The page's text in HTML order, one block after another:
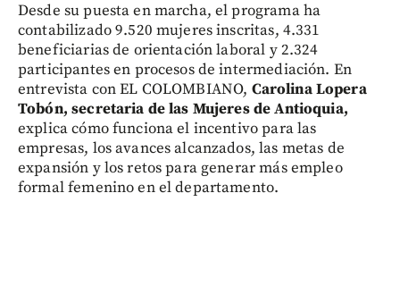
Desde su puesta en marcha, el programa ha
contabilizado 9.520 mujeres inscritas, 4.331
beneficiarias de orientación laboral y 2.324
participantes en procesos de intermediación. En
entrevista con EL COLOMBIANO, Carolina Lopera
Tobón, secretaria de las Mujeres de Antioquia,
explica cómo funciona el incentivo para las
empresas, los avances alcanzados, las metas de
expansión y los retos para generar más empleo
formal femenino en el departamento.